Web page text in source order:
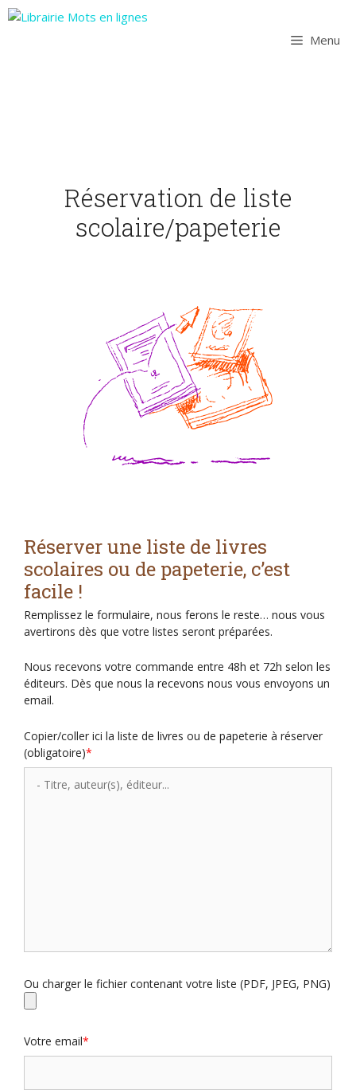
Aller
au
Menu
Réservation de liste
scolaire/papeterie
Réserver une liste de livres
scolaires ou de papeterie, c’est
facile !
Remplissez le formulaire, nous ferons le reste… nous vous
avertirons dès que votre listes seront préparées.
Nous recevons votre commande entre 48h et 72h selon les
éditeurs. Dès que nous la recevons nous vous envoyons un
email.
Copier/coller ici la liste de livres ou de papeterie à réserver
(obligatoire)
Ou charger le fichier contenant votre liste (PDF, JPEG, PNG)
Votre email